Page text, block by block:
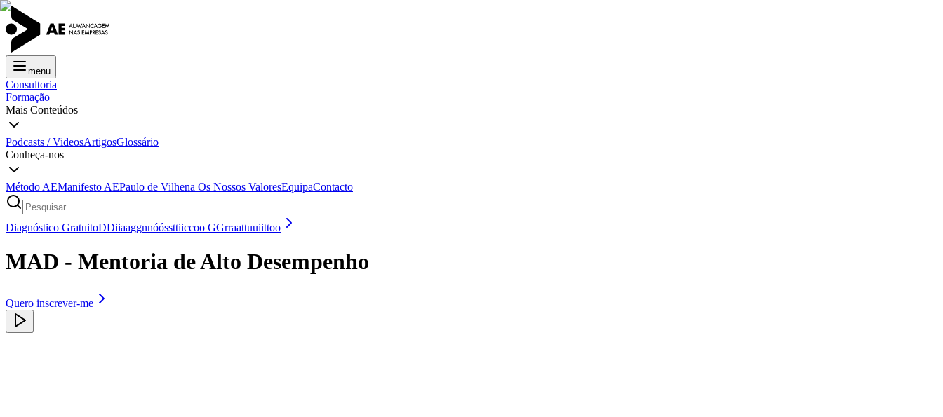
menu
Consultoria
Formação
Mais Conteúdos
Podcasts / VideosArtigosGlossário
Conheça-nos
Método AEManifesto AEPaulo de Vilhena Os Nossos ValoresEquipaContacto
Diagnóstico GratuitoDDiiaaggnnóóssttiiccoo GGrraattuuiittoo
MAD - Mentoria de Alto Desempenho
Quero inscrever-me